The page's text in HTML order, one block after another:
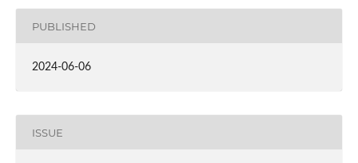
PUBLISHED
2024-06-06
ISSUE